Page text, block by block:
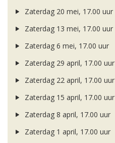
Zaterdag 20 mei, 17.00 uur
Zaterdag 13 mei, 17.00 uur
Zaterdag 6 mei, 17.00 uur
Zaterdag 29 april, 17.00 uur
Zaterdag 22 april, 17.00 uur
Zaterdag 15 april, 17.00 uur
Zaterdag 8 april, 17.00 uur
Zaterdag 1 april, 17.00 uur